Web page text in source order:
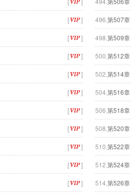
[ ] 496. 第507
[ ] 498. 第509
[ ] 500. 第512
[ ] 502. 第514
[ ] 504. 第516
[ ] 506. 第518
[ ] 508. 第520
[ ] 510. 第522
[ ] 512. 第524
[ ] 514. 第526